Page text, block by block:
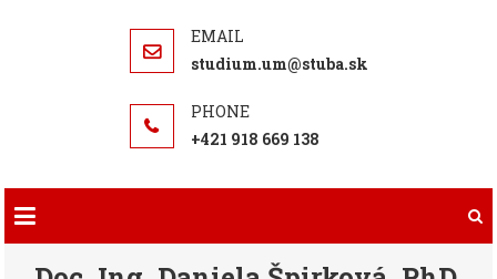
studium.um@stuba.sk
+421 918 669 138